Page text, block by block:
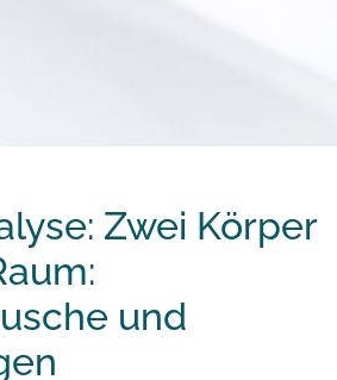
Zwei Körper
und